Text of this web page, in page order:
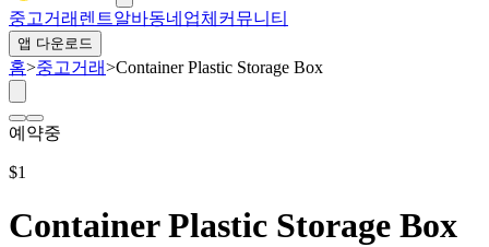
중고거래 렌트알바동네업체 커뮤니티
앱 다운로드
홈>중고거래>Container Plastic Storage Box
예약중
$1
Container Plastic Storage Box